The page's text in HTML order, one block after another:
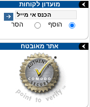
מועדון לקוחות
הסר הוסף
אתר מאובטח